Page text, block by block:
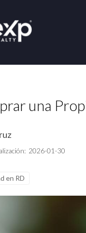
una
2026-01-30
en RD